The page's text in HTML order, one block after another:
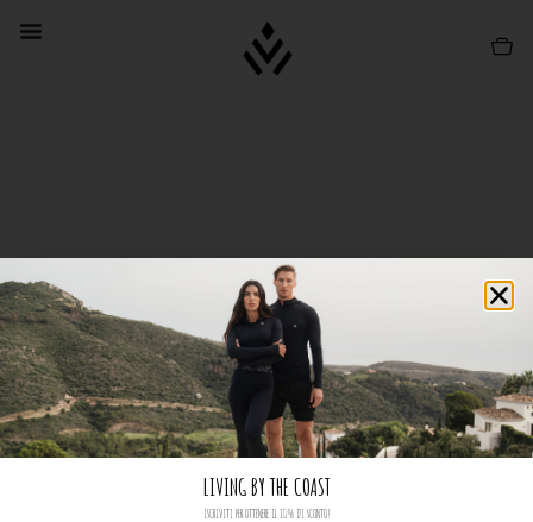
LIVING BY THE COAST
ISCRIVITI PER OTTENERE IL 10% DI SCONTO!